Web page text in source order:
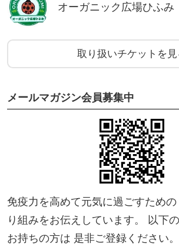
【申し込み】
メッセージ or 店頭 or 担当に直接
or ウェブチケット↓
0200018126
￣￣￣￣￣￣￣￣￣￣￣￣￣￣￣￣
▶︎ウェブチケットは、お話会の参加
体験鍼や頭皮鍼の施術を受けられ
代を直接講師にお支払いください。
オーガニック広場ひふみ
取り扱いチケットを見
メールマガジン会員募集中
免疫力を高めて元気に過ごすため
り組みをお伝えしています。 以下
お持ちの方は 是非ご登録ください